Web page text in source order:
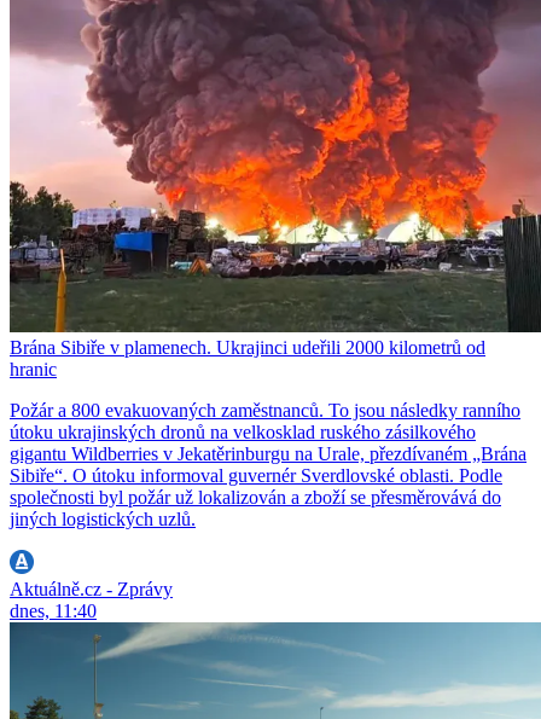
Brána Sibiře v plamenech. Ukrajinci udeřili 2000 kilometrů od
hranic
Požár a 800 evakuovaných zaměstnanců. To jsou následky ranního
útoku ukrajinských dronů na velkosklad ruského zásilkového
gigantu Wildberries v Jekatěrinburgu na Urale, přezdívaném „Brána
Sibiře“. O útoku informoval guvernér Sverdlovské oblasti. Podle
společnosti byl požár už lokalizován a zboží se přesměrovává do
jiných logistických uzlů.
Aktuálně.cz - Zprávy
dnes, 11:40